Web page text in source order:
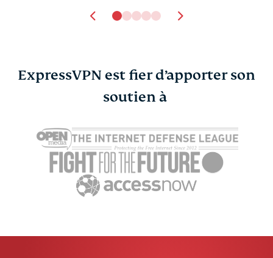
Comment supprimer
: guide
ExpressVPN est fier d’apporter son
soutien à